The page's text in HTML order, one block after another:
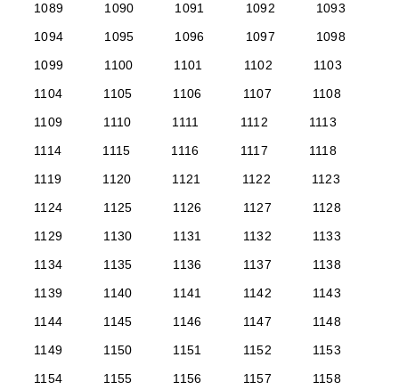
1089
1090 1091 1092
1093
1094
1095 1096 1097
1098
1099
1100 1101 1102
1103
1104
1105 1106 1107
1108
1109
1110 1111 1112
1113
1114
1115 1116 1117
1118
1119
1120 1121 1122
1123
1124
1125 1126 1127
1128
1129
1130 1131 1132
1133
1134
1135 1136 1137
1138
1139
1140 1141 1142
1143
1144
1145 1146 1147
1148
1149
1150 1151 1152
1153
1154
1155 1156 1157
1158